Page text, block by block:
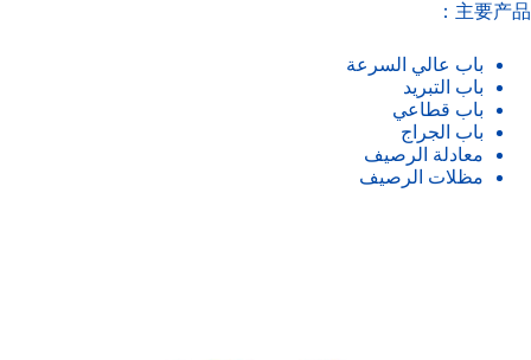
主要产品：
باب عالي السرعة
باب التبريد
باب قطاعي
باب الجراج
معادلة الرصيف
مظلات الرصيف